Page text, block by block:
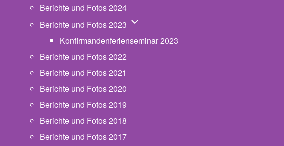
Berichte und Fotos 2024
Berichte und Fotos 2023 Unternavigation von Berichte und Fotos 2023
Konfirmandenferienseminar 2023
Berichte und Fotos 2022
Berichte und Fotos 2021
Berichte und Fotos 2020
Berichte und Fotos 2019
Berichte und Fotos 2018
Berichte und Fotos 2017